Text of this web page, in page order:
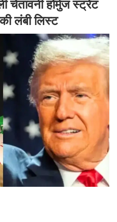
चेतावनी होर्मुज स्ट्रेट
लंबी लिस्ट